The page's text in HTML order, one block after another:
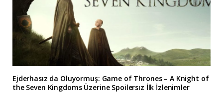
Ejderhasız da Oluyormuş: Game of Thrones – A Knight of
the Seven Kingdoms Üzerine Spoilersız İlk İzlenimler